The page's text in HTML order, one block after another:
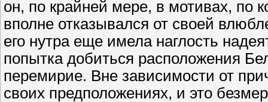
он, по крайней мере, в мотивах, по
вполне отказывался от своей
его нутра еще имела наглость
попытка добиться расположения
перемирие. Вне зависимости от
своих предположениях, и это